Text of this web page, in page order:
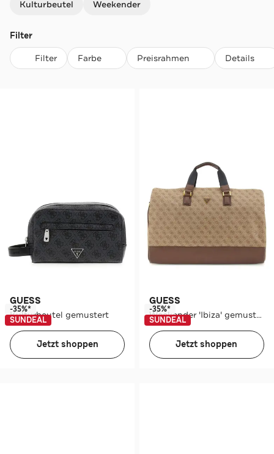
Kulturbeutel Weekender
Filter
Filter Farbe Preisrahmen Details
GUESS
Kulturbeutel gemustert
-35%*
SUNDEAL
Jetzt shoppen
GUESS
Weekender 'Ibiza' gemustert
-35%*
SUNDEAL
Jetzt shoppen